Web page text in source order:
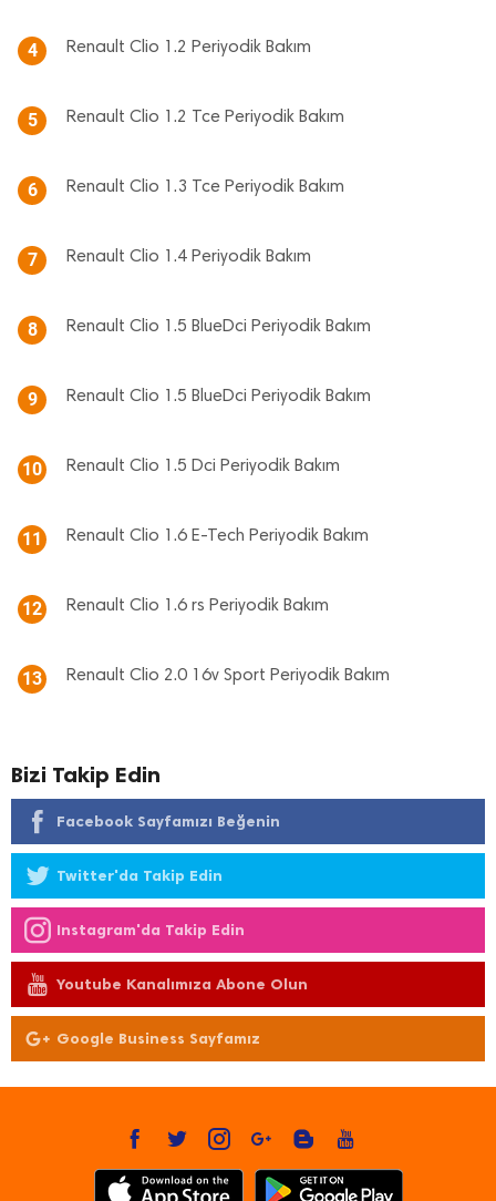
4 Renault Clio 1.2 Periyodik Bakım
5 Renault Clio 1.2 Tce Periyodik Bakım
6 Renault Clio 1.3 Tce Periyodik Bakım
7 Renault Clio 1.4 Periyodik Bakım
8 Renault Clio 1.5 BlueDci Periyodik Bakım
9 Renault Clio 1.5 BlueDci Periyodik Bakım
10 Renault Clio 1.5 Dci Periyodik Bakım
11 Renault Clio 1.6 E-Tech Periyodik Bakım
12 Renault Clio 1.6 rs Periyodik Bakım
13 Renault Clio 2.0 16v Sport Periyodik Bakım
Bizi Takip Edin
Facebook Sayfamızı Beğenin
Twitter'da Takip Edin
Instagram'da Takip Edin
Youtube Kanalımıza Abone Olun
Google Business Sayfamız